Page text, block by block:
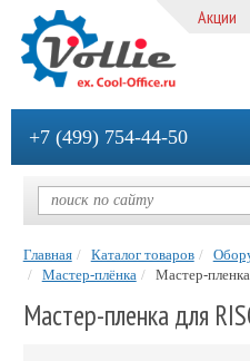
Акции
+7 (499) 754-44-50
Главная Каталог товаров
Мастер-плёнка
Мастер-
Мастер-пленка для